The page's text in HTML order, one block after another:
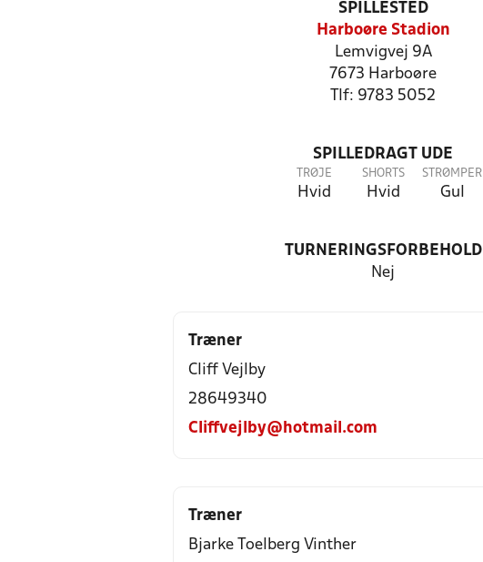
SPILLESTED
Harboøre Stadion
Lemvigvej 9A
7673 Harboøre
Tlf: 9783 5052
SPILLEDRAGT UDE
TRØJE
Hvid
SHORTS
Hvid
STRØMPER
Gul
TURNERINGSFORBEHOLD
Nej
Træner
Cliff Vejlby
28649340
Cliffvejlby@hotmail.com
Træner
Bjarke Toelberg Vinther